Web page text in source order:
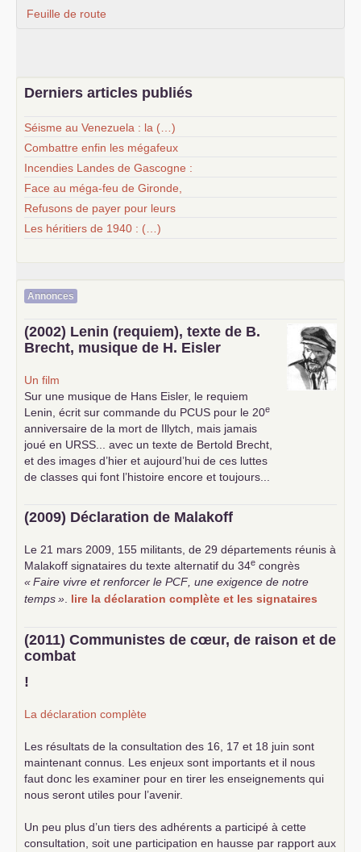
Feuille de route
Derniers articles publiés
Séisme au Venezuela : la (…)
Combattre enfin les mégafeux
Incendies Landes de Gascogne :
Face au méga-feu de Gironde,
Refusons de payer pour leurs
Les héritiers de 1940 : (…)
Annonces
(2002) Lenin (requiem), texte de B.
Brecht, musique de H. Eisler
Un film
Sur une musique de Hans Eisler, le requiem
Lenin, écrit sur commande du PCUS pour le 20e
anniversaire de la mort de Illytch, mais jamais
joué en URSS ... avec un texte de Bertold Brecht,
et des images d’hier et aujourd’hui de ces luttes
de classes qui font l’histoire encore et toujours...
(2009) Déclaration de Malakoff
Le 21 mars 2009, 155 militants, de 29 départements réunis à
Malakoff signataires du texte alternatif du 34e congrès
«Faire vivre et renforcer le PCF , une exigence de notre
temps» lire la déclaration complète et les signataires
(2011) Communistes de cœur, de raison et de
combat
!
La déclaration complète
Les résultats de la consultation des 16, 17 et 18 juin sont
maintenant connus. Les enjeux sont importants et il nous
faut donc les examiner pour en tirer les enseignements qui
nous seront utiles pour l’avenir.
Un peu plus d’un tiers des adhérents a participé à cette
consultation, soit une participation en hausse par rapport aux